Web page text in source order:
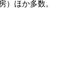
）ほか多数。